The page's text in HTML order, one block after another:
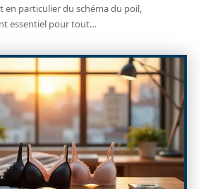
en particulier du schéma du poil,
essentiel pour tout…